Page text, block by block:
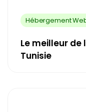
Hébergement
Le meilleur de
Tunisie